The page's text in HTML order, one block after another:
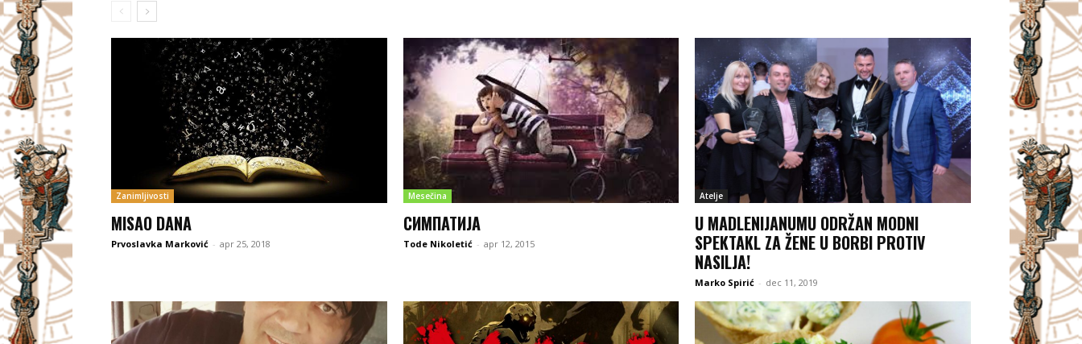
Zanimljivosti
MISAO DANA
Prvoslavka Marković - apr 25, 2018
Mesečina
СИМПАТИЈА
Tode Nikoletić - apr 12, 2015
Atelje
U MADLENIJANUMU ODRŽAN MODNI
SPEKTAKL ZA ŽENE U BORBI PROTIV
NASILJA!
Marko Spirić - dec 11, 2019